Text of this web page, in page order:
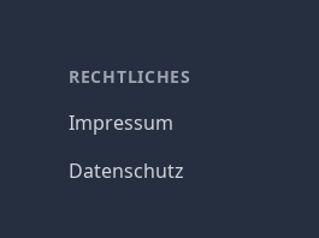
RECHTLICHES
Impressum
Datenschutz